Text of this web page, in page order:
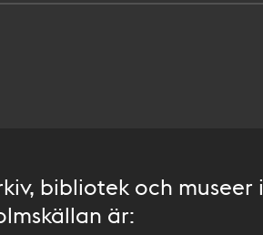
bibliotek och museer i
är: